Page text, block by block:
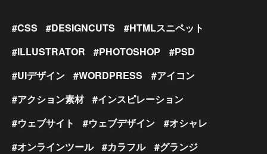
CSS DESIGNCUTS
HTMLスニペット
ILLUSTRATOR
PHOTOSHOP
PSD
UIデザイン
WORDPRESS
アイコン
アクション素材
インスピレーション
ウェブサイト
ウェブデザイン
オシャレ
オンラインツール
カラフル
グランジ